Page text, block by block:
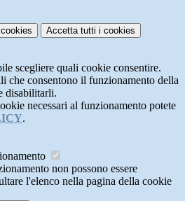
Accetta tutti i cookies
scegliere quali cookie consentire.
che consentono il funzionamento della
disabilitarli.
necessari al funzionamento potete
.
non possono essere
l'elenco nella pagina della cookie